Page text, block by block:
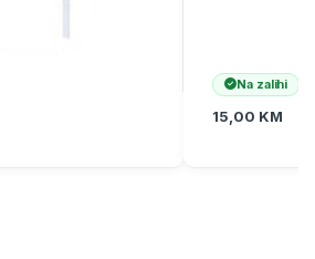
Na zalihi
15,00 KM